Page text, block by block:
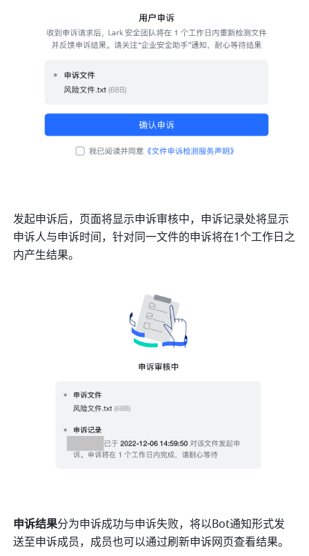
发起申诉后，页面将显示申诉审核中，申诉记录处将显示
申诉人与申诉时间，针对同一文件的申诉将在1个工作日之
内产生结果。
申诉结果分为申诉成功与申诉失败，将以Bot通知形式发
送至申诉成员，成员也可以通过刷新申诉网页查看结果。